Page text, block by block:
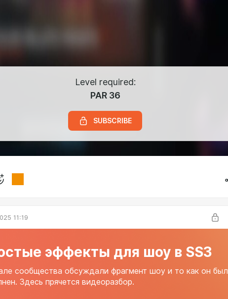
Level required:
PAR 36
SUBSCRIBE
11:19
эффекты для шоу в SS3
сообщества обсуждали фрагмент шоу и то как он был
Здесь прячется видеоразбор.